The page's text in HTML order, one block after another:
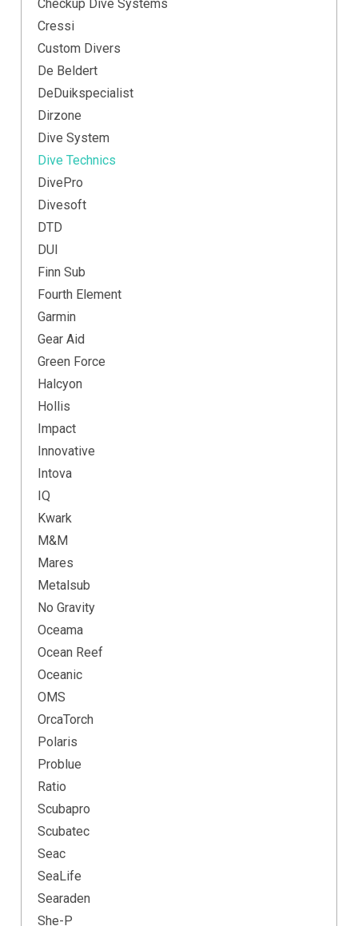
Checkup Dive Systems
Cressi
Custom Divers
De Beldert
DeDuikspecialist
Dirzone
Dive System
Dive Technics
DivePro
Divesoft
DTD
DUI
Finn Sub
Fourth Element
Garmin
Gear Aid
Green Force
Halcyon
Hollis
Impact
Innovative
Intova
IQ
Kwark
M&M
Mares
Metalsub
No Gravity
Oceama
Ocean Reef
Oceanic
OMS
OrcaTorch
Polaris
Problue
Ratio
Scubapro
Scubatec
Seac
SeaLife
Searaden
She-P